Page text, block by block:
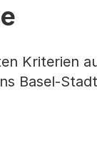
Kriterien
Basel-